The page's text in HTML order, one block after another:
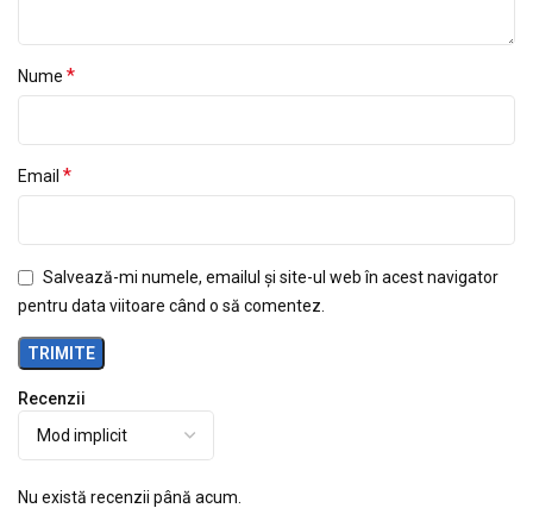
Recenzii
Nu există recenzii până acum.
Nume *
Email *
Salvează-mi numele, emailul și site-ul web în acest navigator
pentru data viitoare când o să comentez.